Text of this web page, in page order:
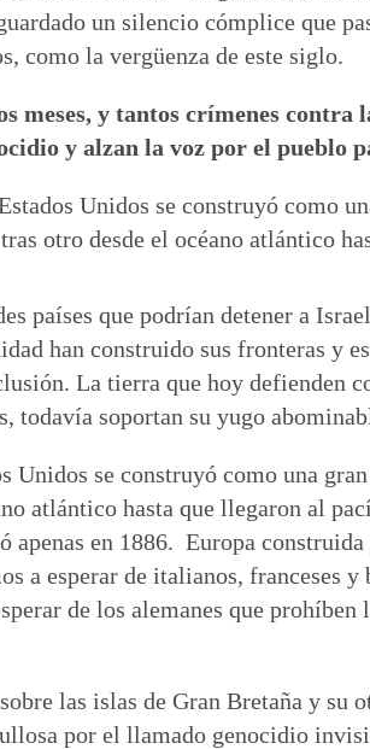
un silencio cómplice que
como la vergüenza de este siglo.
meses, y tantos crímenes
y alzan la voz por el pueblo
Unidos se construyó como
otro desde el océano atlántico
países que podrían detener a
han construido sus fronteras y
La tierra que hoy defienden
todavía soportan su yugo
Unidos se construyó como una
atlántico hasta que llegaron al
apenas en 1886. Europa
a esperar de italianos, franceses
de los alemanes que
las islas de Gran Bretaña y
por el llamado genocidio